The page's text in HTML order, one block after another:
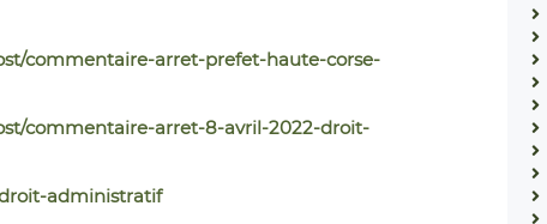
commentaire-arret-prefet-haute-corse-
commentaire-arret-8-avril-2022-droit-
administratif